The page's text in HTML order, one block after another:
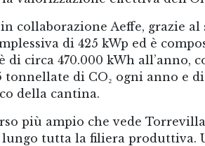
collaborazione Aeffe, grazie
di 425 kWp ed è
di circa 470.000 kWh all’anno,
tonnellate di CO₂ ogni anno e
della cantina.
più ampio che vede
tutta la filiera produttiva.